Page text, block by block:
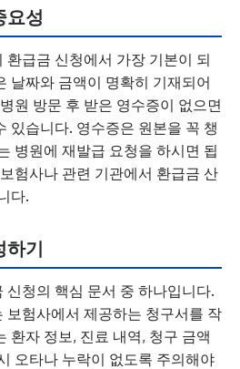
요성
환급금 신청에서 가장 기본이 되
날짜와 금액이 명확히 기재되어
원 방문 후 받은 영수증이 없으면
있습니다. 영수증은 원본을 꼭 챙
병원에 재발급 요청을 하시면 됩
험사나 관련 기관에서 환급금 산
다.
하기
신청의 핵심 문서 중 하나입니다.
보험사에서 제공하는 청구서를 작
환자 정보, 진료 내역, 청구 금액
오타나 누락이 없도록 주의해야